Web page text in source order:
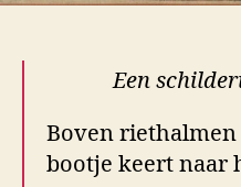
Een
Boven
bootje keert naar